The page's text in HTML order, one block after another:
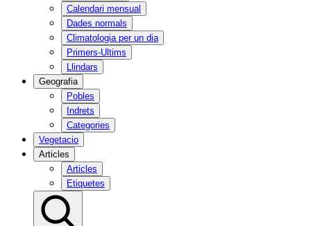
Calendari mensual
Dades normals
Climatologia per un dia
Primers-Ultims
Llindars
Geografia
Pobles
Indrets
Categories
Vegetacio
Articles
Articles
Etiquetes